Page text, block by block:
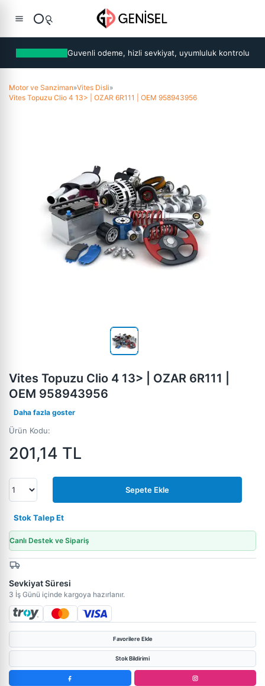
Guvenli odeme, hizli sevkiyat, uyumluluk kontrolu
Motor ve Sanziman»Vites Disli»
Vites Topuzu Clio 4 13> | OZAR 6R111 | OEM 958943956
Vites Topuzu Clio 4 13> | OZAR 6R111 |
OEM 958943956
Daha fazla goster
Ürün Kodu:
201,14 TL
Sepete Ekle
Stok Talep Et
Canlı Destek ve Sipariş
Sevkiyat Süresi
3 İş Günü içinde kargoya hazırlanır.
Favorilere Ekle
Stok Bildirimi